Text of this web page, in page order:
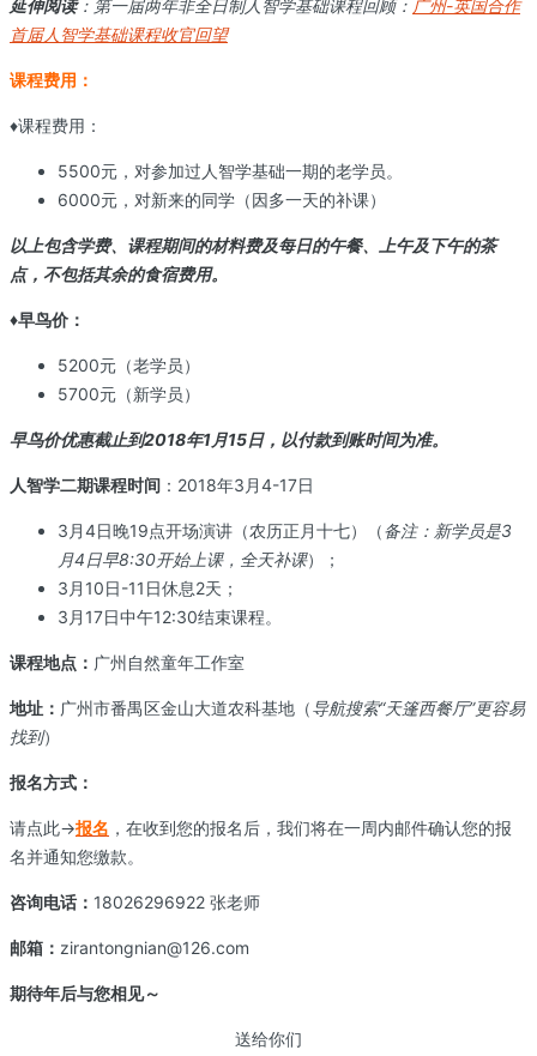
延伸阅读：第一届两年非全日制人智学基础课程回顾： 广州-英国合作
首届人智学基础课程收官回望
课程费用：
♦课程费用：
5500元，对参加过人智学基础一期的老学员。
6000元，对新来的同学（因多一天的补课）
以上包含学费、课程期间的材料费及每日的午餐、上午及下午的茶
点，不包括其余的食宿费用。
♦早鸟价：
5200元（老学员）
5700元（新学员）
早鸟价优惠截止到2018年1月15日，以付款到账时间为准。
人智学二期课程时间 ：2018年3月4-17日
3月4日晚19点开场演讲（农历正月十七）（备注：新学员是3
月4日早8:30开始上课，全天补课）；
3月10日-11日休息2天；
3月17日中午12:30结束课程。
课程地点： 广州自然童年工作室
地址： 广州市番禺区金山大道农科基地（导航搜索“天篷西餐厅”更容易
找到）
报名方式：
请点此→报名 ，在收到您的报名后，我们将在一周内邮件确认您的报
名并通知您缴款。
咨询电话： 18026296922 张老师
邮箱： zirantongnian@126.com
期待年后与您相见～
送给你们